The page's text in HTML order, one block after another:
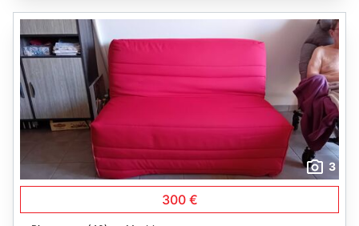
3
300 €